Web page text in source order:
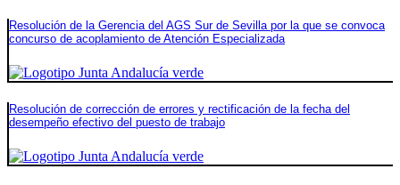
Resolución de la Gerencia del AGS Sur de Sevilla por la que se convoca
concurso de acoplamiento de Atención Especializada
Resolución de corrección de errores y rectificación de la fecha del
desempeño efectivo del puesto de trabajo